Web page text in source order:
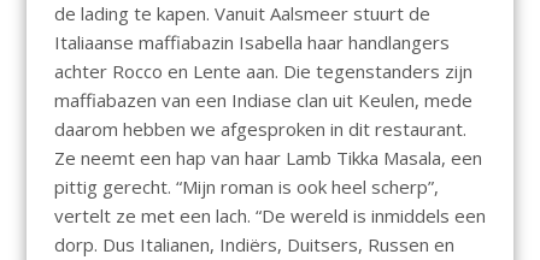
de lading te kapen. Vanuit Aalsmeer stuurt de
Italiaanse maffiabazin Isabella haar handlangers
achter Rocco en Lente aan. Die tegenstanders zijn
maffiabazen van een Indiase clan uit Keulen, mede
daarom hebben we afgesproken in dit restaurant.
Ze neemt een hap van haar Lamb Tikka Masala, een
pittig gerecht. “Mijn roman is ook heel scherp”,
vertelt ze met een lach. “De wereld is inmiddels een
dorp. Dus Italianen, Indiërs, Duitsers, Russen en